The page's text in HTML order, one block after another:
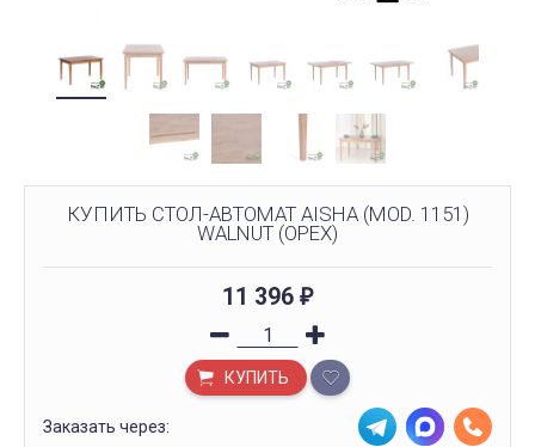
КУПИТЬ СТОЛ-АВТОМАТ AISHA (MOD. 1151)
WALNUT (ОРЕХ)
11 396 ₽
КУПИТЬ
Заказать через: